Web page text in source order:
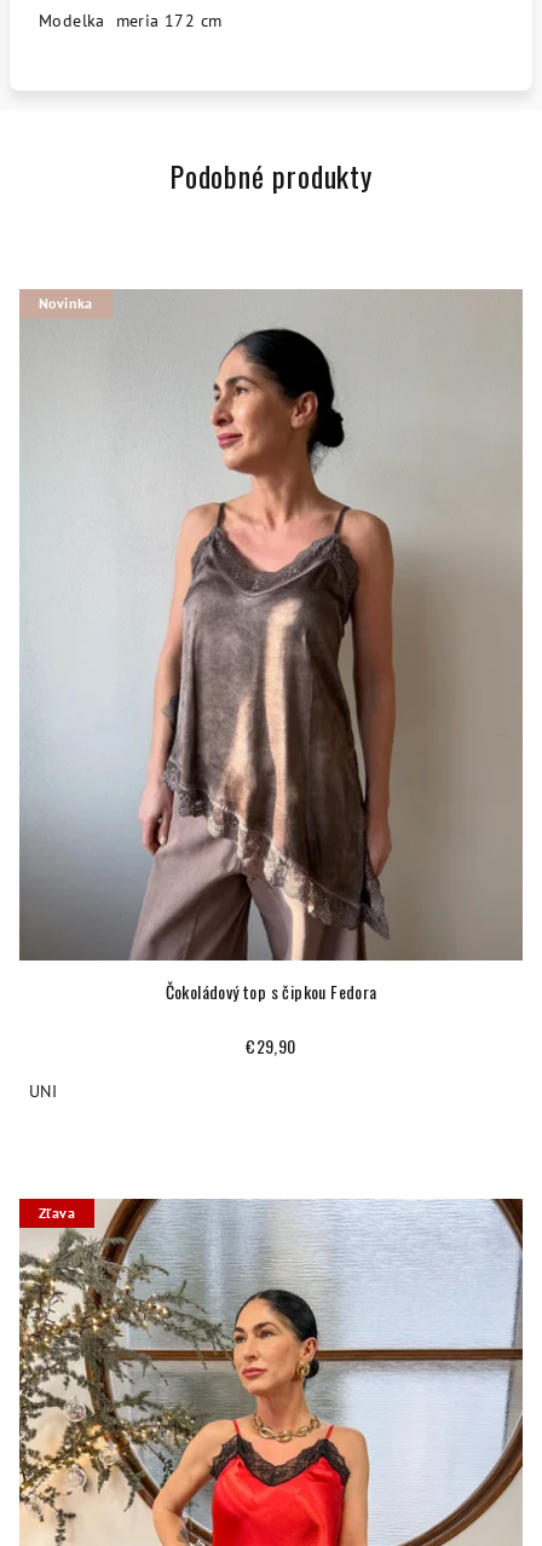
Modelka meria 172 cm
Podobné produkty
Novinka
Čokoládový top s čipkou Fedora
€29,90
UNI
Zľava